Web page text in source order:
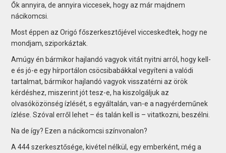
Ők annyira, de annyira viccesek, hogy az már majdnem
nácikomcsi.
Most éppen az Origó főszerkesztőjével vicceskedtek, hogy ne
mondjam, sziporkáztak.
Amúgy én bármikor hajlandó vagyok vitát nyitni arról, hogy kell-
e és jó-e egy hírportálon csöcsibabákkal vegyíteni a valódi
tartalmat, bármikor hajlandó vagyok visszatérni az örök
kérdéshez, miszerint jót tesz-e, ha kiszolgáljuk az
olvasóközönség ízlését, s egyáltalán, van-e a nagyérdeműnek
ízlése. Szóval erről lehet – és talán kell is – vitatkozni, beszélni.
Na de így? Ezen a nácikomcsi színvonalon?
A 444 szerkesztősége, kivétel nélkül, egy emberként, még a